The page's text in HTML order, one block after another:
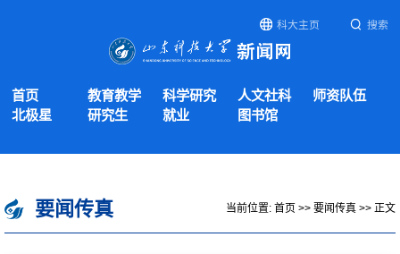
科大主页 搜索
首页 教育教学 科学研究 人文社科
师资队伍
北极星
研究生 就业 图书馆
要闻传真 当前位置: 首页 >> 要闻传真 >> 正文